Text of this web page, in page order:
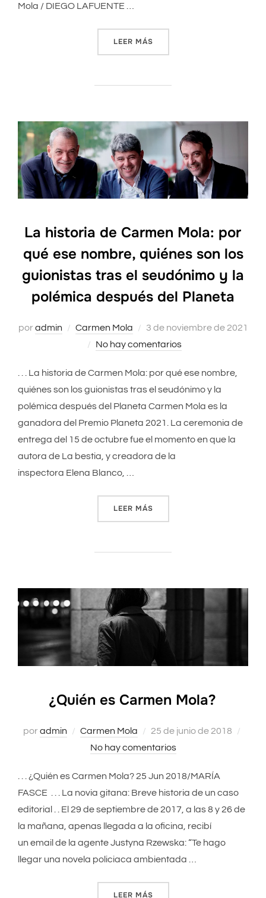
Mola / DIEGO LAFUENTE …
LEER MÁS
La historia de Carmen Mola: por
qué ese nombre, quiénes son los
guionistas tras el seudónimo y la
polémica después del Planeta
poradmin Carmen Mola
Publicado
el
3 de noviembre de 2021
No hay comentarios
. . . La historia de Carmen Mola: por qué ese nombre,
quiénes son los guionistas tras el seudónimo y la
polémica después del Planeta Carmen Mola es la
ganadora del Premio Planeta 2021. La ceremonia de
entrega del 15 de octubre fue el momento en que la
autora de La bestia, y creadora de la
inspectora Elena Blanco, …
LEER MÁS
¿Quién es Carmen Mola?
poradmin Carmen Mola
Publicado
el
25 de junio de 2018
No hay comentarios
. . . ¿Quién es Carmen Mola? 25 Jun 2018/MARÍA
FASCE . . . La novia gitana: Breve historia de un caso
editorial . . El 29 de septiembre de 2017, a las 8 y 26 de
la mañana, apenas llegada a la oficina, recibí
un email de la agente Justyna Rzewska: “Te hago
llegar una novela policiaca ambientada …
LEER MÁS